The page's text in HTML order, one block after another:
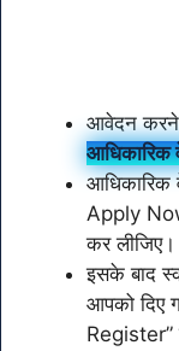
आवेदन
आधिकारिक
आधिकारिक
Apply
कर लीजिए।
इसके बाद
आपको दिए
Register”